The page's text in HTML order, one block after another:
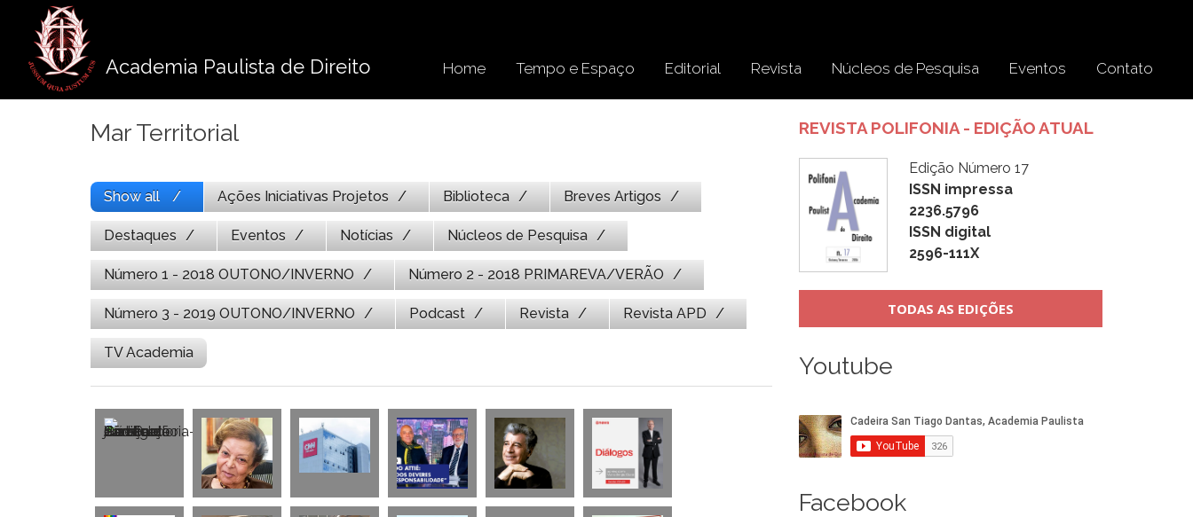
conteúdo
Academia Paulista de Direito Home Tempo e Espaço Editorial Revista Núcleos de Pesquisa Eventos Contato
Mar Territorial
Show all Ações Iniciativas Projetos Biblioteca Breves Artigos
Destaques Eventos Notícias Núcleos de Pesquisa
Número 1 - 2018 OUTONO/INVERNO Número 2 - 2018 PRIMAREVA/VERÃO
Número 3 - 2019 OUTONO/INVERNO Podcast Revista Revista APD
TV Academia
REVISTA POLIFONIA - EDIÇÃO ATUAL
Edição Número 17
ISSN impressa
2236.5796
ISSN digital
2596-111X
TODAS AS EDIÇÕES
Youtube
Facebook